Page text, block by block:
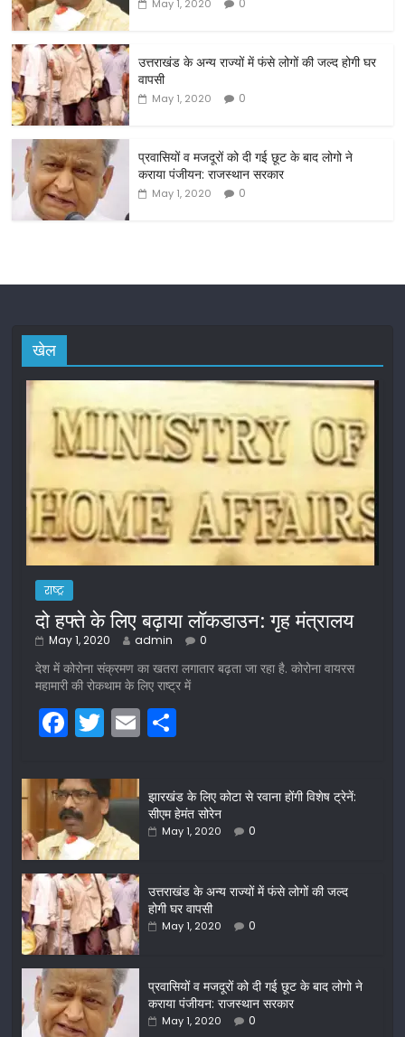
b
o
o
k
May 1, 2020 0
उत्तराखंड के अन्य राज्यों में फंसे लोगों की जल्द होगी घर
वापसी
May 1, 2020 0
प्रवासियों व मजदूरों को दी गई छूट के बाद लोगो ने
कराया पंजीयन: राजस्थान सरकार
May 1, 2020 0
खेल
राष्ट्र
दो हफ्ते के लिए बढ़ाया लॉकडाउन: गृह मंत्रालय
May 1, 2020 admin 0
देश में कोरोना संक्रमण का खतरा लगातार बढ़ता जा रहा है. कोरोना वायरस
महामारी की रोकथाम के लिए राष्ट्र में
F
c
e
b
o
o
k
T
itt
er
E
ar
e
झारखंड के लिए कोटा से रवाना होंगी विशेष ट्रेनें:
सीएम हेमंत सोरेन
May 1, 2020 0
उत्तराखंड के अन्य राज्यों में फंसे लोगों की जल्द
होगी घर वापसी
May 1, 2020 0
प्रवासियों व मजदूरों को दी गई छूट के बाद लोगो ने
कराया पंजीयन: राजस्थान सरकार
May 1, 2020 0